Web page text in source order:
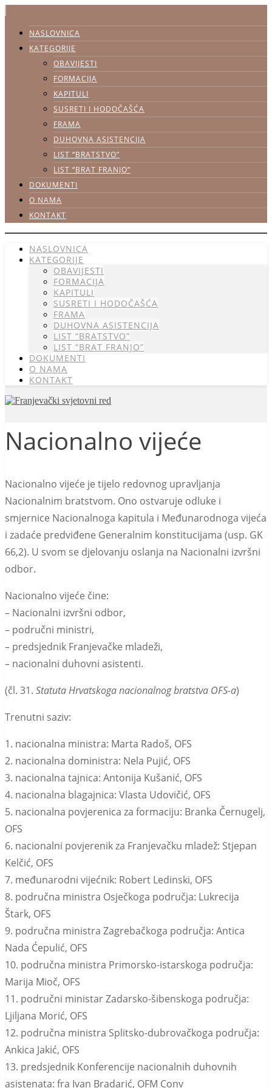
NASLOVNICA
KATEGORIJE
OBAVIJESTI
FORMACIJA
KAPITULI
SUSRETI I HODOČAŠĆA
FRAMA
DUHOVNA ASISTENCIJA
LIST “BRATSTVO”
LIST “BRAT FRANJO”
DOKUMENTI
O NAMA
KONTAKT
NASLOVNICA
KATEGORIJE
OBAVIJESTI
FORMACIJA
KAPITULI
SUSRETI I HODOČAŠĆA
FRAMA
DUHOVNA ASISTENCIJA
LIST “BRATSTVO”
LIST “BRAT FRANJO”
DOKUMENTI
O NAMA
KONTAKT
Nacionalno vijeće
Nacionalno vijeće je tijelo redovnog upravljanja
Nacionalnim bratstvom. Ono ostvaruje odluke i
smjernice Nacionalnoga kapitula i Međunarodnoga vijeća
i zadaće predviđene Generalnim konstitucijama (usp. GK
66,2). U svom se djelovanju oslanja na Nacionalni izvršni
odbor.
Nacionalno vijeće čine:
– Nacionalni izvršni odbor,
– područni ministri,
– predsjednik Franjevačke mladeži,
– nacionalni duhovni asistenti.
(čl. 31. Statuta Hrvatskoga nacionalnog bratstva OFS-a)
Trenutni saziv:
1. nacionalna ministra: Marta Radoš, OFS
2. nacionalna doministra: Nela Pujić, OFS
3. nacionalna tajnica: Antonija Kušanić, OFS
4. nacionalna blagajnica: Vlasta Udovičić, OFS
5. nacionalna povjerenica za formaciju: Branka Černugelj,
OFS
6. nacionalni povjerenik za Franjevačku mladež: Stjepan
Kelčić, OFS
7. međunarodni vijećnik: Robert Ledinski, OFS
8. područna ministra Osječkoga područja: Lukrecija
Štark, OFS
9. područna ministra Zagrebačkoga područja: Antica
Nada Ćepulić, OFS
10. područna ministra Primorsko-istarskoga područja:
Marija Mioč, OFS
11. područni ministar Zadarsko-šibenskoga područja:
Ljiljana Morić, OFS
12. područna ministra Splitsko-dubrovačkoga područja:
Ankica Jakić, OFS
13. predsjednik Konferencije nacionalnih duhovnih
asistenata: fra Ivan Bradarić, OFM Conv